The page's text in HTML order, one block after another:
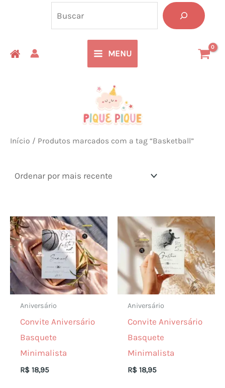
conteúdo
MENU
Início / Produtos marcados com a tag “Basketball”
Aniversário
Convite Aniversário
Basquete
Minimalista
R$ 18,95
Aniversário
Convite Aniversário
Basquete
Minimalista
R$ 18,95